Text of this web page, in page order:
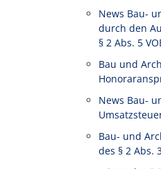
News Bau-
durch den
§ 2 Abs. 5
Bau und
News Bau-
Bau- und
des § 2 Abs.